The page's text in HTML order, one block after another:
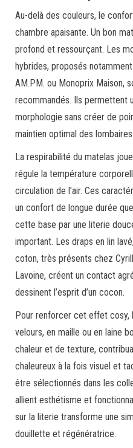
Au-delà des couleurs, le
chambre apaisante. Un bon
profond et ressourçant. Les
hybrides, proposés
AM.PM. ou Monoprix Maison,
recommandés. Ils permettent
morphologie sans créer de
maintien optimal des lombaires.
La respirabilité du matelas
régule la température
circulation de l’air. Ces
un confort de longue durée
cette base par une literie
important. Les draps en lin
coton, très présents chez
Lavoine, créent un contact
dessinent l’esprit d’un cocon.
Pour renforcer cet effet cosy,
velours, en maille ou en laine
chaleur et de texture,
chaleureux à la fois visuel et
être sélectionnés dans les
allient esthétisme et
sur la literie transforme une
douillette et régénératrice.